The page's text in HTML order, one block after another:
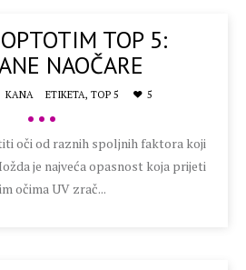
TOP 5:
NAOČARE
KANA ETIKETA, TOP 5 5
•••
oči od raznih spoljnih faktora koji
je najveća opasnost koja prijeti
očima UV zrač...